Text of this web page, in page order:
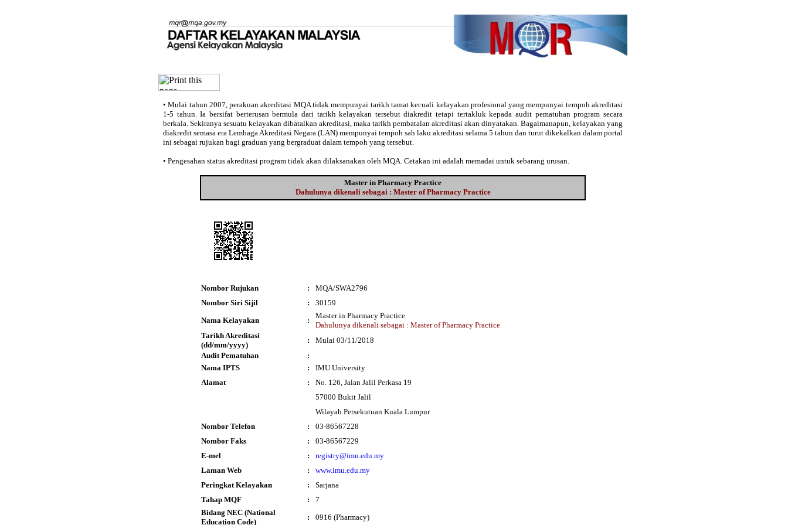
• Mulai tahun 2007, perakuan akreditasi MQA tidak mempunyai tarikh tamat kecuali kelayakan profesional yang mempunyai tempoh akreditasi
1-5 tahun. Ia bersifat berterusan bermula dari tarikh kelayakan tersebut diakredit tetapi tertakluk kepada audit pematuhan program secara
berkala. Sekiranya sesuatu kelayakan dibatalkan akreditasi, maka tarikh pembatalan akreditasi akan dinyatakan. Bagaimanapun, kelayakan yang
diakredit semasa era Lembaga Akreditasi Negara (LAN) mempunyai tempoh sah laku akreditasi selama 5 tahun dan turut dikekalkan dalam portal
ini sebagai rujukan bagi graduan yang bergraduat dalam tempoh yang tersebut.
• Pengesahan status akreditasi program tidak akan dilaksanakan oleh MQA. Cetakan ini adalah memadai untuk sebarang urusan.
Master in Pharmacy Practice
Dahulunya dikenali sebagai : Master of Pharmacy Practice
Nombor Rujukan :
MQA/SWA2796
Nombor Siri Sijil
:
30159
Nama Kelayakan
:
Master in Pharmacy Practice
Dahulunya dikenali sebagai : Master of Pharmacy Practice
Tarikh Akreditasi
(dd/mm/yyyy)
:
Mulai 03/11/2018
Audit Pematuhan
:
Nama IPTS
:
IMU University
Alamat
:
No. 126, Jalan Jalil Perkasa 19
57000 Bukit Jalil
Wilayah Persekutuan Kuala Lumpur
Nombor Telefon
:
03-86567228
Nombor Faks
:
03-86567229
E-mel
:
registry@imu.edu.my
Laman Web
:
www.imu.edu.my
Peringkat Kelayakan
:
Sarjana
Tahap MQF
:
7
Bidang NEC (National
Education Code)
:
0916 (Pharmacy)